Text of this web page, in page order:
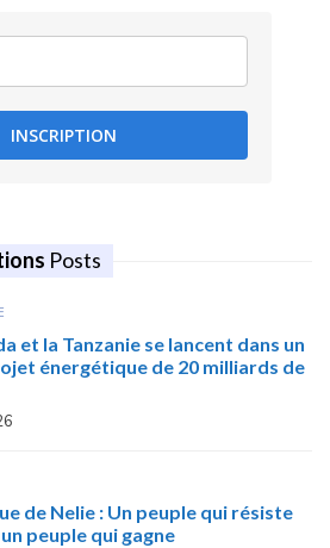
INSCRIPTION
Posts
et la Tanzanie se lancent dans un
énergétique de 20 milliards de
de Nelie : Un peuple qui résiste
peuple qui gagne